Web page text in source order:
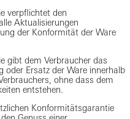
verpflichtet den
Aktualisierungen
der Konformität der Ware
gibt dem Verbraucher das
oder Ersatz der Ware innerhalb
ohne dass dem
entstehen.
Konformitätsgarantie